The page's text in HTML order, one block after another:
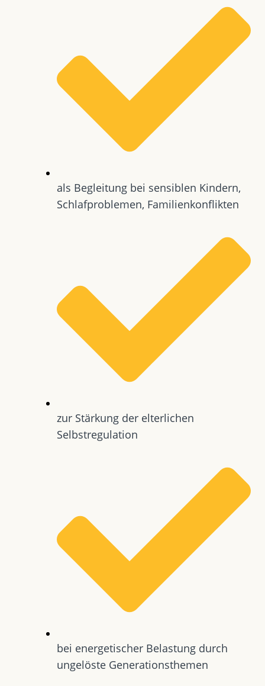
als Begleitung bei sensiblen Kindern,
Schlafproblemen, Familienkonflikten
zur Stärkung der elterlichen
Selbstregulation
bei energetischer Belastung durch
ungelöste Generationsthemen